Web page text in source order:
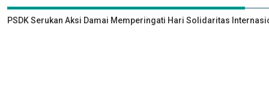
PSDK Serukan Aksi Damai Memperingati Hari Solidaritas